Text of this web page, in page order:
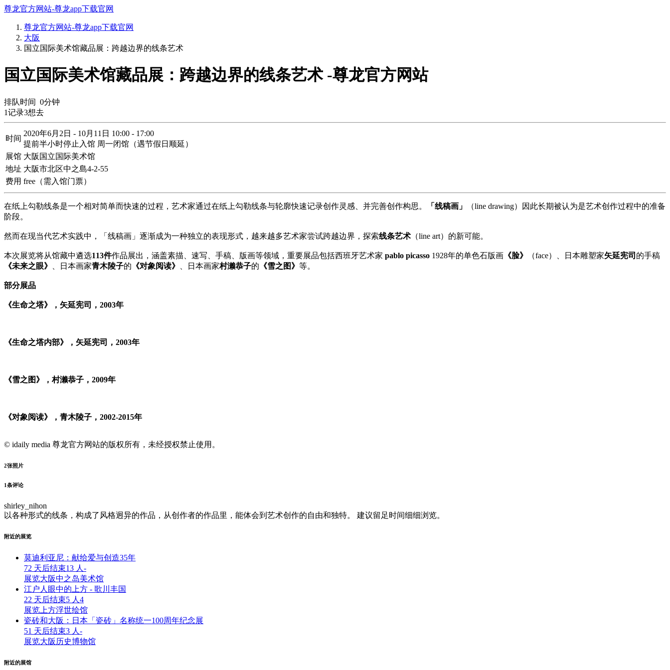
尊龙官方网站-尊龙app下载官网
尊龙官方网站-尊龙app下载官网
大阪
国立国际美术馆藏品展：跨越边界的线条艺术
国立国际美术馆藏品展：跨越边界的线条艺术 -尊龙官方网站
排队时间 0分钟
1记录3想去
时间
2020年6月2日 - 10月11日 10:00 - 17:00
提前半小时停止入馆 周一闭馆（遇节假日顺延）
展馆 大阪国立国际美术馆
地址 大阪市北区中之島4-2-55
费用 free（需入馆门票）
在纸上勾勒线条是一个相对简单而快速的过程，艺术家通过在纸上勾勒线条与轮廓快速记录创作灵感、并完善创作构思。 「线稿画」
（line drawing）因此长期被认为是艺术创作过程中的准备
阶段。
然而在现当代艺术实践中，「线稿画」逐渐成为一种独立的表现形式，越来越多艺术家尝试跨越边界，探索线条艺术 （line art）的新可能。
本次展览将从馆藏中遴选113件作品展出，涵盖素描、速写、手稿、版画等领域，重要展品包括西班牙艺术家 pablo picasso 1928年的单色石版画 《脸》 （face）、日本雕塑家矢延宪司 的手稿
《未来之眼》
、日本画家青木陵子的 《对象阅读》 、日本画家村濑恭子的 《雪之图》 等。
部分展品
《生命之塔》，矢延宪司，2003年
《生命之塔内部》，矢延宪司，2003年
《雪之图》，村濑恭子，2009年
《对象阅读》，青木陵子，2002-2015年
© idaily media 尊龙官方网站的版权所有，未经授权禁止使用。
2张照片
1条评论
shirley_nihon
以各种形式的线条，构成了风格迥异的作品，从创作者的作品里，能体会到艺术创作的自由和独特。 建议留足时间细细浏览。
附近的展览
莫迪利亚尼：献给爱与创造35年
72 天后结束13 人 -
展览大阪中之岛美术馆
江户人眼中的上方 - 歌川丰国
22 天后结束5 人 4
展览 上方浮世绘馆
瓷砖和大阪：日本「瓷砖」名称统一100周年纪念展
51 天后结束3 人 -
展览大阪历史博物馆
附近的展馆